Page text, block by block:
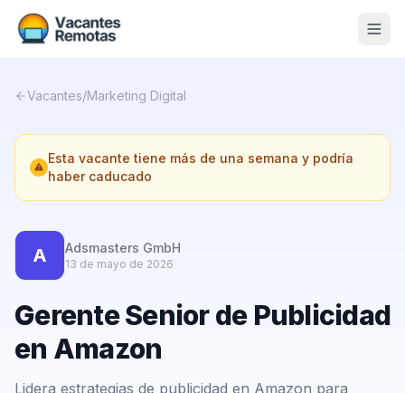
Nosotros
Contacto
Calculadora Freelance
Vacantes/Marketing Digital
Esta vacante tiene más de una semana y podría
haber caducado
A Adsmasters GmbH
13 de mayo de 2026
Gerente Senior de Publicidad
en Amazon
Lidera estrategias de publicidad en Amazon para